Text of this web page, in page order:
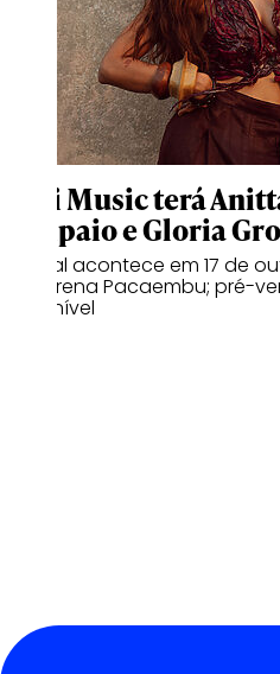
Meli Music terá
Sampaio e Gloria
Festival acontece em 17 de
Livre Arena Pacaembu; pré-
disponível